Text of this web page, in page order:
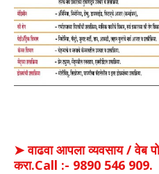
➤ वाढवा आपला व्यवसाय / वेब
करा.Call :- 9890 546 909.